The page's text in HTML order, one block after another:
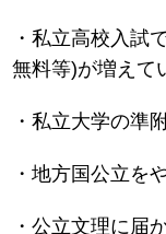
・私立高校入試
無料等)が増えて
・私立大学の準
・地方国公立を
・公立文理に届